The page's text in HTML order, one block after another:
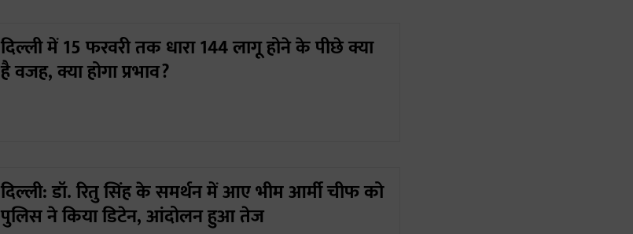
दिल्ली में 15 फरवरी तक धारा 144 लागू होने के पीछे क्या
है वजह, क्या होगा प्रभाव?
दिल्ली: डॉ. रितु सिंह के समर्थन में आए भीम आर्मी चीफ को
पुलिस ने किया डिटेन, आंदोलन हुआ तेज